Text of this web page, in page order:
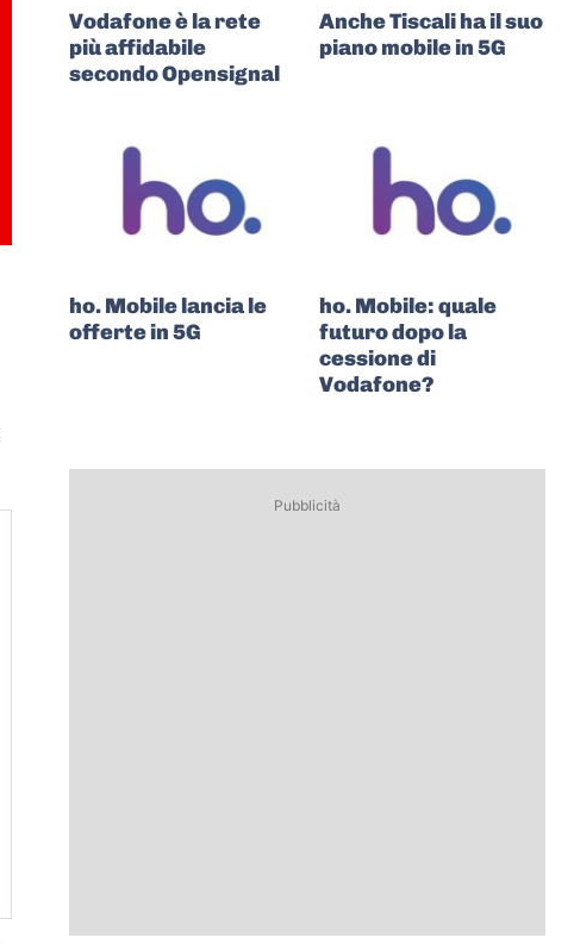
Vodafone è la rete
più affidabile
secondo Opensignal
Anche Tiscali ha il suo
piano mobile in 5G
ho. Mobile lancia le
offerte in 5G
ho. Mobile: quale
futuro dopo la
cessione di
Vodafone?
Pubblicità